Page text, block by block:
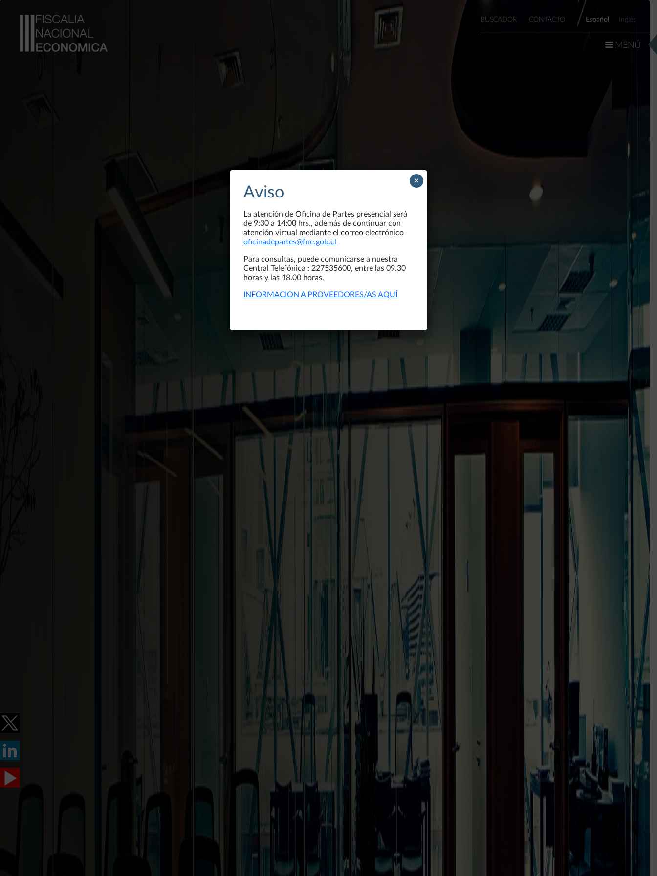
BUSCADOR CONTACTO Español Inglés
MENÚ
MENÚ
Aviso
La atención de Oficina de Partes presencial será
de 9:30 a 14:00 hrs., además de continuar con
atención virtual mediante el correo electrónico
oficinadepartes@fne.gob.cl
Para consultas, puede comunicarse a nuestra
Central Telefónica : 227535600, entre las 09.30
horas y las 18.00 horas.
INFORMACION A PROVEEDORES/AS AQUÍ
×